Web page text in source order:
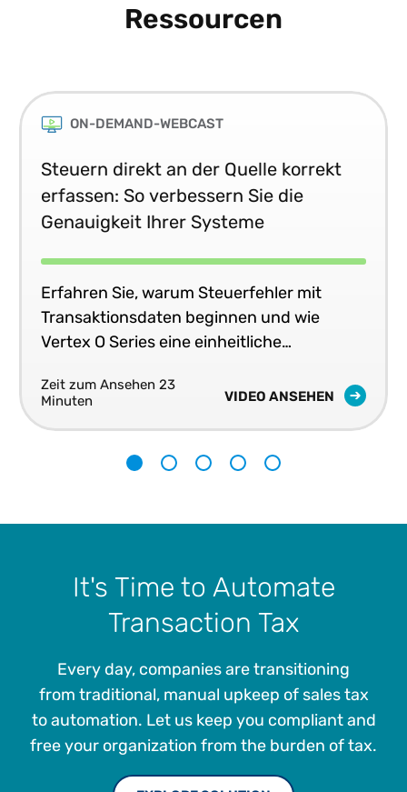
Ressourcen
ON-DEMAND-WEBCAST
Steuern direkt an der Quelle korrekt
erfassen: So verbessern Sie die
Genauigkeit Ihrer Systeme
Erfahren Sie, warum Steuerfehler mit
Transaktionsdaten beginnen und wie
Vertex O Series eine einheitliche
Geschäftssystemen liefert.
Zeit zum Ansehen 23
Minuten
VIDEO ANSEHEN
It's Time to Automate
Transaction Tax
Every day, companies are transitioning
from traditional, manual upkeep of sales tax
to automation. Let us keep you compliant and
free your organization from the burden of tax.